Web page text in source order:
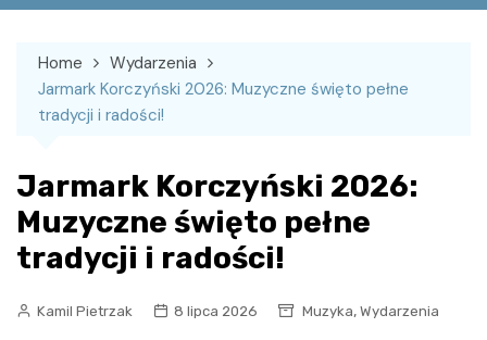
Home
Wydarzenia
Jarmark Korczyński 2026: Muzyczne święto pełne
tradycji i radości!
Jarmark Korczyński 2026:
Muzyczne święto pełne
tradycji i radości!
Kamil Pietrzak 8 lipca 2026 Muzyka, Wydarzenia